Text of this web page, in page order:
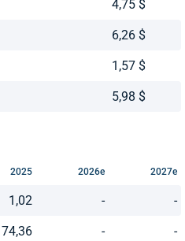
4,75 $
6,26 $
1,57 $
5,98 $
2025 2026e 2027e
1,02 - -
74,36 - -